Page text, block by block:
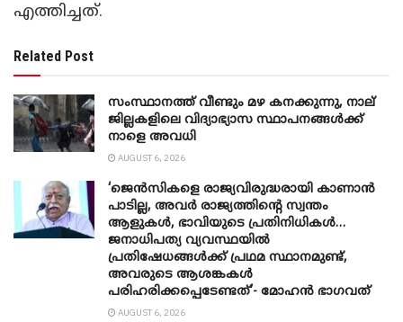
എത്തിച്ചത്.
Related Post
സംസ്ഥാനത്ത് വീണ്ടും മഴ കനക്കുന്നു, നാല്
ജില്ലകളിലെ വിദ്യാഭ്യാസ സ്ഥാപനങ്ങൾക്ക്
നാളെ അവധി
AUGUST 6, 2026
‘ജെൻസികളെ രാജ്യവിരുദ്ധരായി കാണാൻ
പാടില്ല, അവർ രാജ്യത്തിന്റെ സ്വന്തം
ആളുകൾ, ഭാവിയുടെ പ്രതിനിധികൾ…
ജനാധിപത്യ വ്യവസ്ഥയിൽ
പ്രതിഷേധങ്ങൾക്ക് പ്രഥമ സ്ഥാനമുണ്ട്,
അവരുടെ ആശങ്കകൾ
പരിഹരിക്കപ്പെടേണ്ടത്’- മോഹൻ ഭാ​ഗവത്
AUGUST 6, 2026